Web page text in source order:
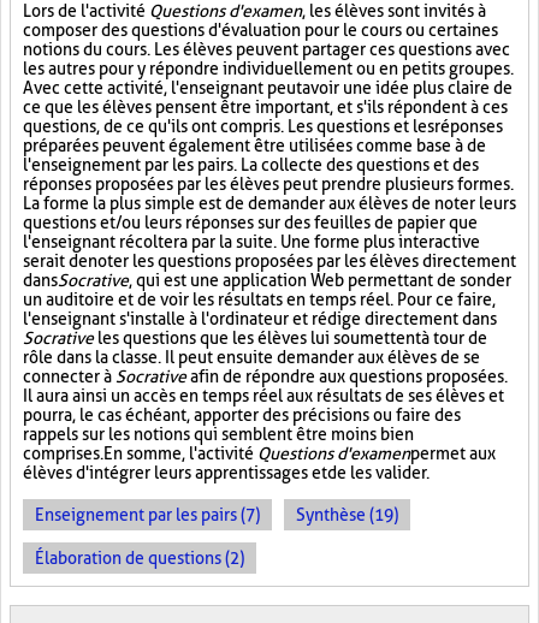
Lors de l'activité Questions d'examen, les élèves sont invités à
composer des questions d'évaluation pour le cours ou certaines
notions du cours. Les élèves peuvent partager ces questions avec
les autres pour y répondre individuellement ou en petits groupes.
Avec cette activité, l'enseignant peut avoir une idée plus claire de
ce que les élèves pensent être important, et s'ils répondent à ces
questions, de ce qu'ils ont compris. Les questions et les réponses
préparées peuvent également être utilisées comme base à de
l'enseignement par les pairs. La collecte des questions et des
réponses proposées par les élèves peut prendre plusieurs formes.
La forme la plus simple est de demander aux élèves de noter leurs
questions et/ou leurs réponses sur des feuilles de papier que
l'enseignant récoltera par la suite. Une forme plus interactive
serait de noter les questions proposées par les élèves directement
dansSocrative, qui est une application Web permettant de sonder
un auditoire et de voir les résultats en temps réel. Pour ce faire,
l'enseignant s'installe à l'ordinateur et rédige directement dans
Socrativeles questions que les élèves lui soumettent à tour de
rôle dans la classe. Il peut ensuite demander aux élèves de se
connecter à Socrativeafin de répondre aux questions proposées.
Il aura ainsi un accès en temps réel aux résultats de ses élèves et
pourra, le cas échéant, apporter des précisions ou faire des
rappels sur les notions qui semblent être moins bien
comprises. En somme, l'activité Questions d'examenpermet aux
élèves d'intégrer leurs apprentissages et de les valider.
Enseignement par les pairs (7) Synthèse (19)
Élaboration de questions (2)